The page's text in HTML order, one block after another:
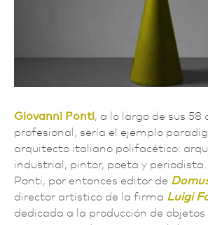
Giovanni Ponti, a lo largo de sus 58
profesional, sería el ejemplo
arquitecto italiano polifacético:
industrial, pintor, poeta y periodista
Ponti, por entonces editor de
director artístico de la firma Luigi
dedicada a la producción de objetos